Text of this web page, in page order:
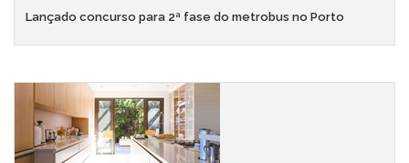
Lançado concurso para 2ª fase do metrobus no Porto